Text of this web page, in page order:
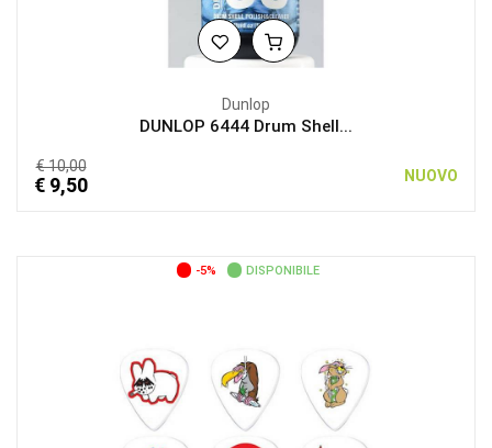
Dunlop
DUNLOP 6444 Drum Shell...
€ 10,00
€ 9,50 NUOVO
-5% DISPONIBILE